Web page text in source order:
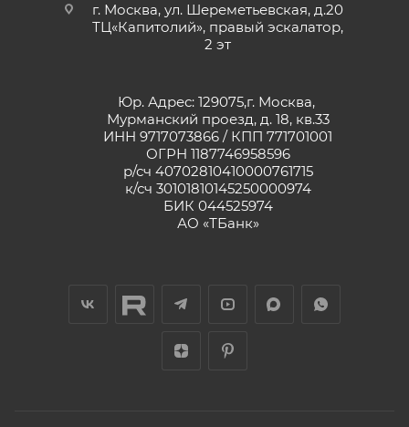
г. Москва, ул. Шереметьевская, д.20
ТЦ«Капитолий», правый эскалатор,
2 эт
Юр. Адрес: 129075,г. Москва,
Мурманский проезд, д. 18, кв.33
ИНН 9717073866 / КПП 771701001
ОГРН 1187746958596
р/сч 40702810410000761715
к/сч 30101810145250000974
БИК 044525974
АО «ТБанк»